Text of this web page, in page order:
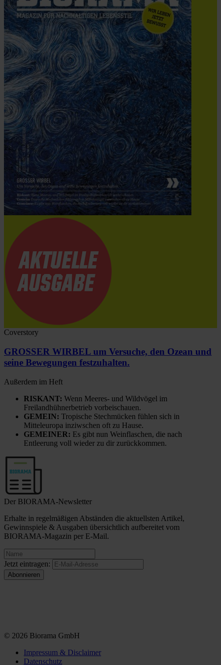
Coverstory
GROSSER WIRBEL um Versuche, den Ozean und
seine Bewegungen festzuhalten.
Außerdem im Heft
RISKANT: Wenn Meeres- und Wildvögel im
Freilandhühnerbetrieb vorbeischauen.
GEMEIN: Tropische Stechmücken fühlen sich in
Mitteleuropa inziwschen oft zu Hause.
GEMEINER: Es gibt nun Weinflaschen, die nach
Entleerung voll wieder zu dir zurückkommen.
Der BIORAMA-Newsletter
Erhalte in regelmäßigen Abständen die aktuellsten Artikel,
Gewinnspiele & Ausgaben übersichtlich aufbereitet vom
BIORAMA-Magazin per E-Mail.
Jetzt eintragen:
© 2026 Biorama GmbH
Impressum & Disclaimer
Datenschutz